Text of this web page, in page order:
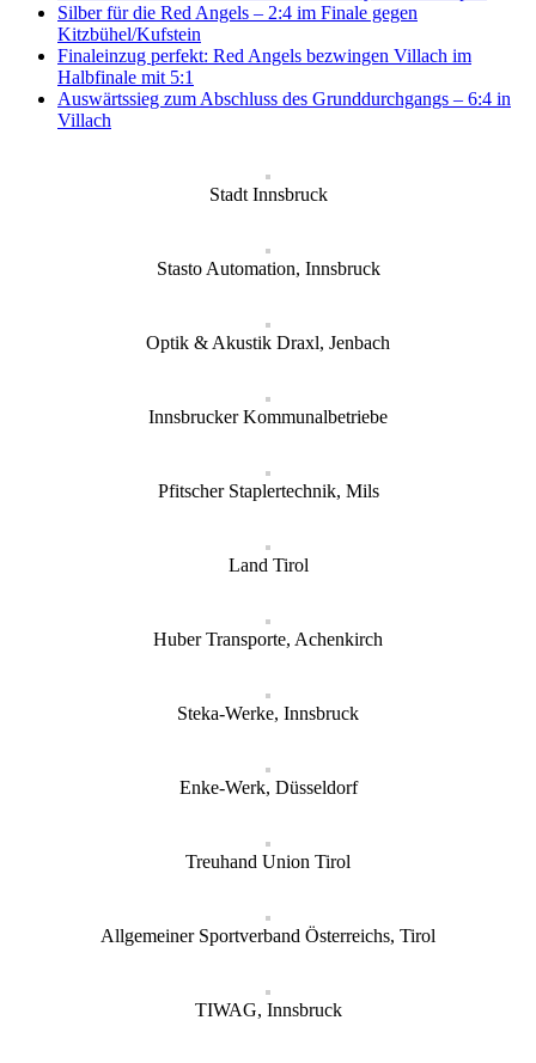
Silber für die Red Angels – 2:4 im Finale gegen
Kitzbühel/Kufstein
Finaleinzug perfekt: Red Angels bezwingen Villach im
Halbfinale mit 5:1
Auswärtssieg zum Abschluss des Grunddurchgangs – 6:4 in
Villach
Stadt Innsbruck
Stasto Automation, Innsbruck
Optik & Akustik Draxl, Jenbach
Innsbrucker Kommunalbetriebe
Pfitscher Staplertechnik, Mils
Land Tirol
Huber Transporte, Achenkirch
Steka-Werke, Innsbruck
Enke-Werk, Düsseldorf
Treuhand Union Tirol
Allgemeiner Sportverband Österreichs, Tirol
TIWAG, Innsbruck